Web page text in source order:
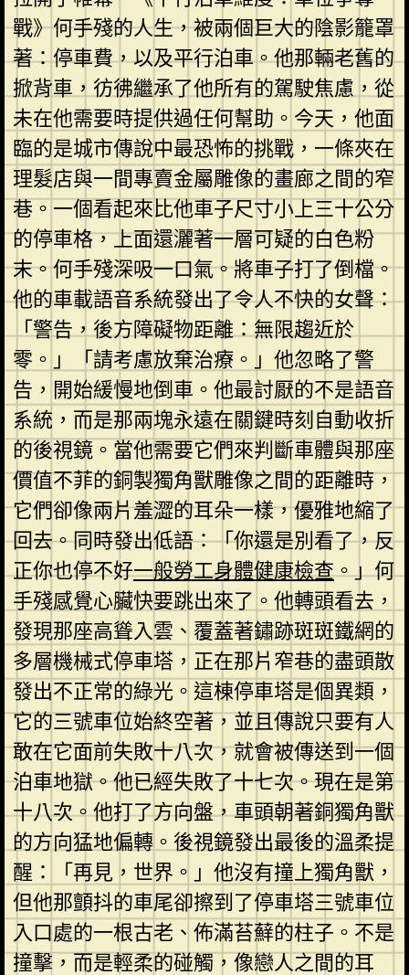
戰》何手殘的人生，被兩個巨大的陰影籠罩
著：停車費，以及平行泊車。他那輛老舊的
掀背車，彷彿繼承了他所有的駕駛焦慮，從
未在他需要時提供過任何幫助。今天，他面
臨的是城市傳說中最恐怖的挑戰，一條夾在
理髮店與一間專賣金屬雕像的畫廊之間的窄
巷。一個看起來比他車子尺寸小上三十公分
的停車格，上面還灑著一層可疑的白色粉
末。何手殘深吸一口氣。將車子打了倒檔。
他的車載語音系統發出了令人不快的女聲：
「警告，後方障礙物距離：無限趨近於
零。」「請考慮放棄治療。」他忽略了警
告，開始緩慢地倒車。他最討厭的不是語音
系統，而是那兩塊永遠在關鍵時刻自動收折
的後視鏡。當他需要它們來判斷車體與那座
價值不菲的銅製獨角獸雕像之間的距離時，
它們卻像兩片羞澀的耳朵一樣，優雅地縮了
回去。同時發出低語：「你還是別看了，反
正你也停不好一般勞工身體健康檢查。」何
手殘感覺心臟快要跳出來了。他轉頭看去，
發現那座高聳入雲、覆蓋著鏽跡斑斑鐵網的
多層機械式停車塔，正在那片窄巷的盡頭散
發出不正常的綠光。這棟停車塔是個異類，
它的三號車位始終空著，並且傳說只要有人
敢在它面前失敗十八次，就會被傳送到一個
泊車地獄。他已經失敗了十七次。現在是第
十八次。他打了方向盤，車頭朝著銅獨角獸
的方向猛地偏轉。後視鏡發出最後的溫柔提
醒：「再見，世界。」他沒有撞上獨角獸，
但他那顫抖的車尾卻擦到了停車塔三號車位
入口處的一根古老、佈滿苔蘚的柱子。不是
撞擊，而是輕柔的碰觸，像戀人之間的耳